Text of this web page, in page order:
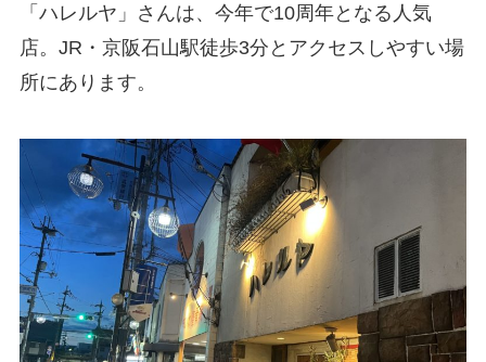
「ハレルヤ」さんは、今年で10周年となる人気
店。JR・京阪石山駅徒歩3分とアクセスしやすい場
所にあります。